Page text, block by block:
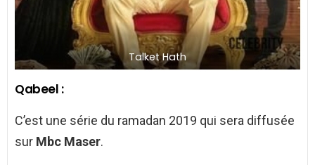
Talket Hath
Qabeel :
C’est une série du ramadan 2019 qui sera diffusée
sur Mbc Maser.